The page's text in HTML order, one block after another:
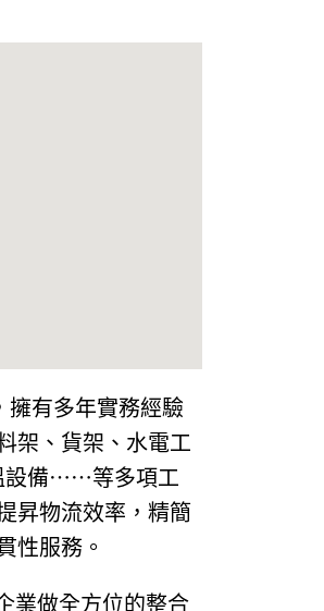
擁有多年實務經驗
架、貨架、水電工
設備⋯⋯等多項工
昇物流效率，精簡
性服務。
業做全方位的整合